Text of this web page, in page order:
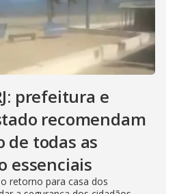
prefeitura e
recomendam
de todas as
essenciais
retorno para casa dos